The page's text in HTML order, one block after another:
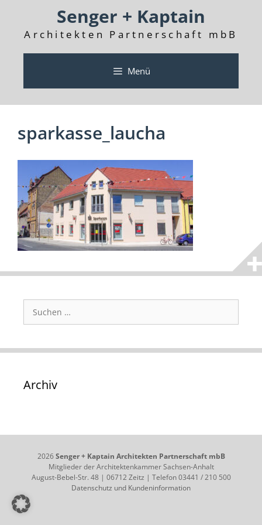
springen
Senger + Kaptain
Architekten Partnerschaft mbB
Menü
sparkasse_laucha
Suchen
nach:
Archiv
2026Senger + Kaptain Architekten Partnerschaft mbB
Mitglieder der Architektenkammer Sachsen-Anhalt
August-Bebel-Str. 48 | 06712 Zeitz | Telefon 03441 / 210 500
Datenschutz und Kundeninformation